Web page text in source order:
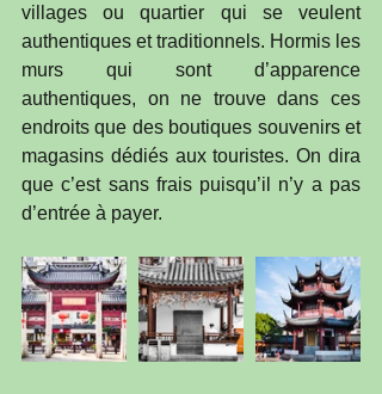
villages ou quartier qui se veulent
authentiques et traditionnels. Hormis les
murs qui sont d’apparence
authentiques, on ne trouve dans ces
endroits que des boutiques souvenirs et
magasins dédiés aux touristes. On dira
que c’est sans frais puisqu’il n’y a pas
d’entrée à payer.